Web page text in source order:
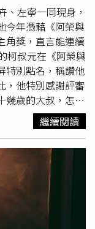
、左寧一同現身，
今年憑藉《阿榮與
角獎，直言能連續
柯叔元在《阿榮與
特別點名，稱讚他
，他特別感謝評審
幾歲的大叔，怎麼
柯叔元坦言「期待
去「晃晃」，見見
在，歷年來很多
屆影帝入圍者還
叔元與現任太太
中談戀愛」。他
胖瘦等條件，現
走紅毯不會帶老
繼續閱讀